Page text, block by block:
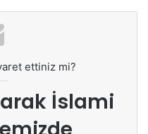
ettiniz mi?
İslami